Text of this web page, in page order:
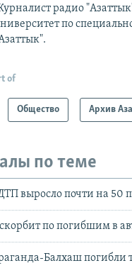
радио
по
of
Общество Архив
по теме
выросло почти на 50
по погибшим в
Балхаш погибли